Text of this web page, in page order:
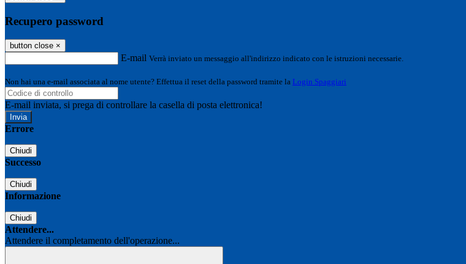
Recupero password
button close ×
E-mail Verrà inviato un messaggio all'indirizzo indicato con le istruzioni necessarie.
Non hai una e-mail associata al nome utente? Effettua il reset della password tramite la Login Spaggiari
E-mail inviata, si prega di controllare la casella di posta elettronica!
Errore
Chiudi
Successo
Chiudi
Informazione
Chiudi
Attendere...
Attendere il completamento dell'operazione...